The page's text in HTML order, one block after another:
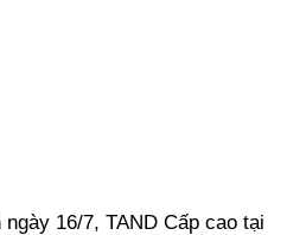
16/7, TAND Cấp cao tại